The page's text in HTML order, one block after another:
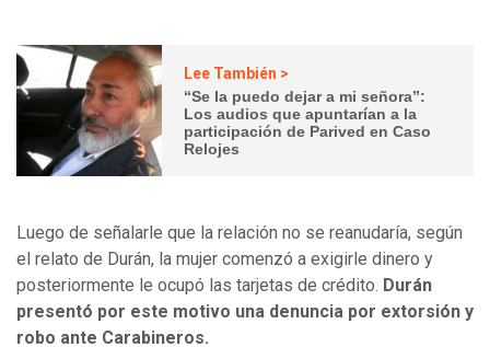
Lee También >
“Se la puedo dejar a mi señora”:
Los audios que apuntarían a la
participación de Parived en Caso
Relojes
Luego de señalarle que la relación no se reanudaría, según
el relato de Durán, la mujer comenzó a exigirle dinero y
posteriormente le ocupó las tarjetas de crédito. Durán
presentó por este motivo una denuncia por extorsión y
robo ante Carabineros.